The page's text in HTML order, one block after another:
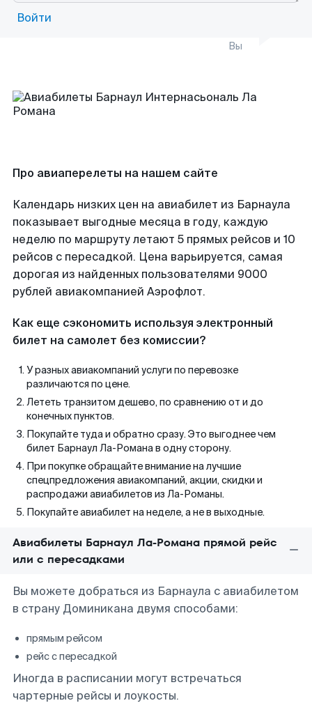
Войти
Вы
Про авиаперелеты на нашем сайте
Календарь низких цен на авиабилет из Барнаула
показывает выгодные месяца в году, каждую
неделю по маршруту летают 5 прямых рейсов и 10
рейсов с пересадкой. Цена варьируется, самая
дорогая из найденных пользователями 9000
рублей авиакомпанией Аэрофлот.
Как еще сэкономить используя электронный
билет на самолет без комиссии?
У разных авиакомпаний услуги по перевозке
различаются по цене.
Лететь транзитом дешево, по сравнению от и до
конечных пунктов.
Покупайте туда и обратно сразу. Это выгоднее чем
билет Барнаул Ла-Романа в одну сторону.
При покупке обращайте внимание на лучшие
спецпредложения авиакомпаний, акции, скидки и
распродажи авиабилетов из Ла-Романы.
Покупайте авиабилет на неделе, а не в выходные.
Авиабилеты Барнаул Ла-Романа прямой рейс
или с пересадками
Вы можете добраться из Барнаула с авиабилетом
в страну Доминикана двумя способами:
прямым рейсом
рейс с пересадкой
Иногда в расписании могут встречаться
чартерные рейсы и лоукосты.